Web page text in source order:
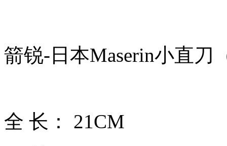
箭锐-日本Maserin小直刀
全 长： 21CM